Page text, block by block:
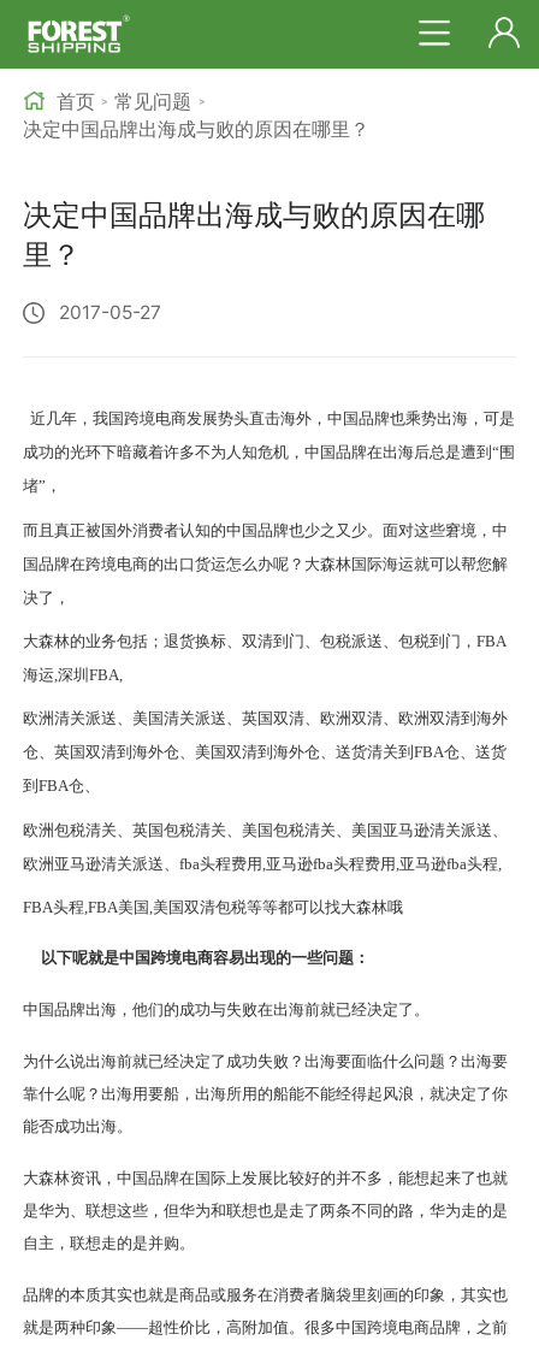
首页 > 常见问题 >
决定中国品牌出海成与败的原因在哪里？
决定中国品牌出海成与败的原因在哪
里？
2017-05-27
近 几年，我国跨境电商发展势头直击海外 ，中国品牌也乘势出海，可是
成功的光环下暗藏着许多不为人知危机，中国品牌在出海后总是遭到“围
堵”，
而且真正被国外消费者认知的中国品牌也少之又少。面对这些窘境，中
国品牌在跨境电商的出口货运怎么办呢？大森林国际海运就可以帮您解
决了，
大森林的业务包括；退货换标、双清到门、包税派送、包税到门，FBA
海运,深圳FBA,
欧洲清关派送、美国清关派送、英国双清、欧洲双清、欧洲双清到海外
仓、英国双清到海外仓、美国双清到海外仓、送货清关到FBA仓、送货
到FBA仓、
欧洲包税清关、英国包税清关、美国包税清关、美国亚马逊清关派送、
欧洲亚马逊清关派送、fba头程费用,亚马逊fba头程费用,亚马逊fba头程,
FBA头程,FBA美国,美国双清包税等等都可以找大森林哦
以下呢就是中国跨境电商容易出现的一些问题：
中国品牌出海，他们的成功与失败在出海前就已经决定了。
为什么说出海前就已经决定了成功失败？出海要面临什么问题？出海要
靠什么呢？出海用要船，出海所用的船能不能经得起风浪，就决定了你
能否成功出海。
大森林资讯 ，中国品牌在国际上发展比较好的并不多，能想起来了也就
是华为、联想这些，但华为和联想也是走了两条不同的路，华为走的是
自主，联想走的是并购。
品牌的本质其实也就是商品或服务在消费者脑袋里刻画的印象，其实也
就是两种印象——超性价比，高附加值。很多中国跨境电商品牌，之前